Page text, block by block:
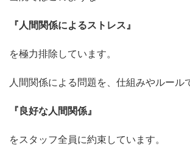
『人間関係によるストレス』
を極力排除しています。
人間関係による問題を、仕組みやルール
『良好な人間関係』
をスタッフ全員に約束しています。